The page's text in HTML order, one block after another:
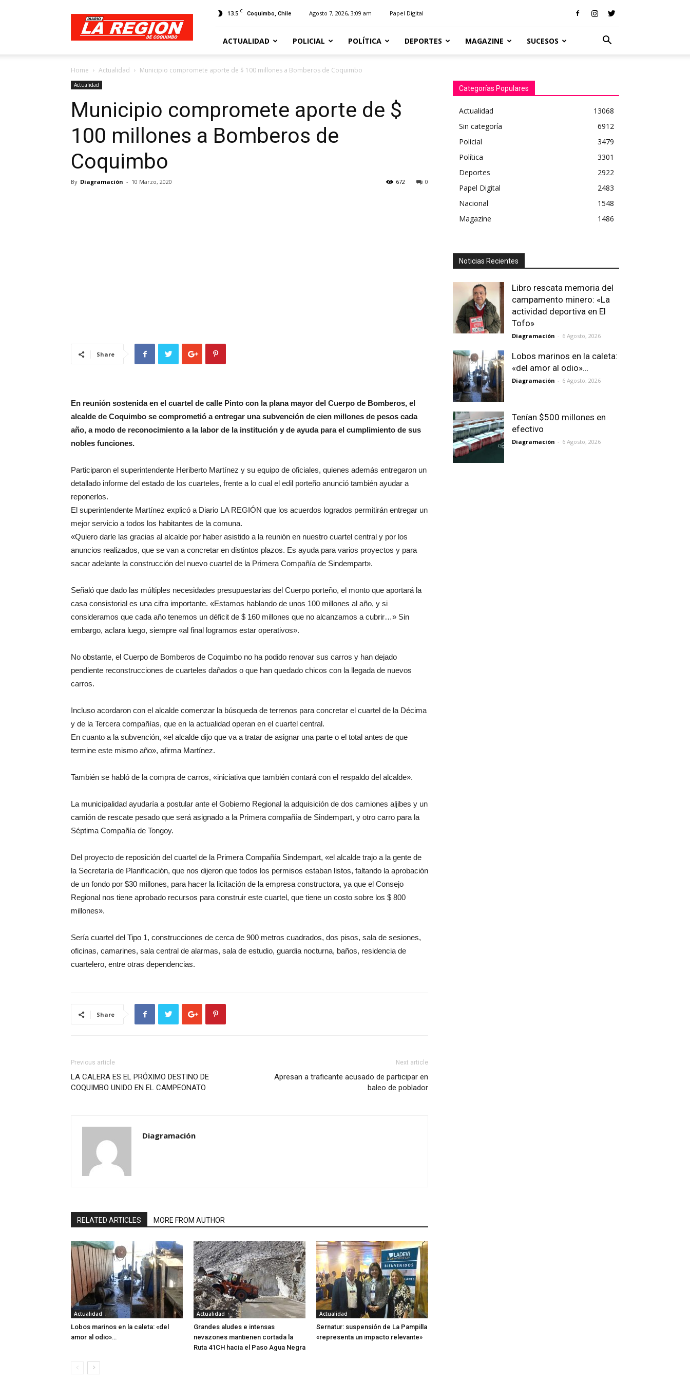
Diario
Región
13.5 C Coquimbo, Chile Agosto 7, 2026, 3:09 am Papel Digital
ACTUALIDAD POLICIAL POLÍTICA DEPORTES MAGAZINE SUCESOS
Home Actualidad Municipio compromete aporte de $ 100 millones a Bomberos de Coquimbo
Actualidad
Municipio compromete aporte de $
100 millones a Bomberos de
Coquimbo
By Diagramación - 10 Marzo, 2020 0
672
Share
En reunión sostenida en el cuartel de calle Pinto con la plana mayor del Cuerpo de Bomberos, el
alcalde de Coquimbo se comprometió a entregar una subvención de cien millones de pesos cada
año, a modo de reconocimiento a la labor de la institución y de ayuda para el cumplimiento de sus
nobles funciones.
Participaron el superintendente Heriberto Martínez y su equipo de oficiales, quienes además entregaron un
detallado informe del estado de los cuarteles, frente a lo cual el edil porteño anunció también ayudar a
reponerlos.
El superintendente Martínez explicó a Diario LA REGIÓN que los acuerdos logrados permitirán entregar un
mejor servicio a todos los habitantes de la comuna.
«Quiero darle las gracias al alcalde por haber asistido a la reunión en nuestro cuartel central y por los
anuncios realizados, que se van a concretar en distintos plazos. Es ayuda para varios proyectos y para
sacar adelante la construcción del nuevo cuartel de la Primera Compañía de Sindempart».
Señaló que dado las múltiples necesidades presupuestarias del Cuerpo porteño, el monto que aportará la
casa consistorial es una cifra importante. «Estamos hablando de unos 100 millones al año, y si
consideramos que cada año tenemos un déficit de $ 160 millones que no alcanzamos a cubrir…» Sin
embargo, aclara luego, siempre «al final logramos estar operativos».
No obstante, el Cuerpo de Bomberos de Coquimbo no ha podido renovar sus carros y han dejado
pendiente reconstrucciones de cuarteles dañados o que han quedado chicos con la llegada de nuevos
carros.
Incluso acordaron con el alcalde comenzar la búsqueda de terrenos para concretar el cuartel de la Décima
y de la Tercera compañías, que en la actualidad operan en el cuartel central.
En cuanto a la subvención, «el alcalde dijo que va a tratar de asignar una parte o el total antes de que
termine este mismo año», afirma Martínez.
También se habló de la compra de carros, «iniciativa que también contará con el respaldo del alcalde».
La municipalidad ayudaría a postular ante el Gobierno Regional la adquisición de dos camiones aljibes y un
camión de rescate pesado que será asignado a la Primera compañía de Sindempart, y otro carro para la
Séptima Compañía de Tongoy.
Del proyecto de reposición del cuartel de la Primera Compañía Sindempart, «el alcalde trajo a la gente de
la Secretaría de Planificación, que nos dijeron que todos los permisos estaban listos, faltando la aprobación
de un fondo por $30 millones, para hacer la licitación de la empresa constructora, ya que el Consejo
Regional nos tiene aprobado recursos para construir este cuartel, que tiene un costo sobre los $ 800
millones».
Sería cuartel del Tipo 1, construcciones de cerca de 900 metros cuadrados, dos pisos, sala de sesiones,
oficinas, camarines, sala central de alarmas, sala de estudio, guardia nocturna, baños, residencia de
cuartelero, entre otras dependencias.
Share
Previous article
LA CALERA ES EL PRÓXIMO DESTINO DE
COQUIMBO UNIDO EN EL CAMPEONATO
Next article
Apresan a traficante acusado de participar en
baleo de poblador
Diagramación
RELATED ARTICLES MORE FROM AUTHOR
Actualidad
Lobos marinos en la caleta: «del
amor al odio»…
Actualidad
Grandes aludes e intensas
nevazones mantienen cortada la
Ruta 41CH hacia el Paso Agua Negra
Actualidad
Sernatur: suspensión de La Pampilla
«representa un impacto relevante»
Categorías Populares
Actualidad
13068
Sin categoría
6912
Policial
3479
Política
3301
Deportes
2922
Papel Digital
2483
Nacional
1548
Magazine
1486
Noticias Recientes
Libro rescata memoria del
campamento minero: «La
actividad deportiva en El
Tofo»
Diagramación - 6 Agosto, 2026
Lobos marinos en la caleta:
«del amor al odio»…
Diagramación - 6 Agosto, 2026
Tenían $500 millones en
efectivo
Diagramación - 6 Agosto, 2026